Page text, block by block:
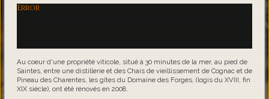
Error
Au coeur d'une propriété viticole, situé à 30 minutes de la mer, au pied de
Saintes, entre une distillerie et des Chais de vieillissement de Cognac et de
Pineau des Charentes, les gîtes du Domaine des Forges, (logis du XVIII, fin
XIX siècle), ont été rénovés en 2008.